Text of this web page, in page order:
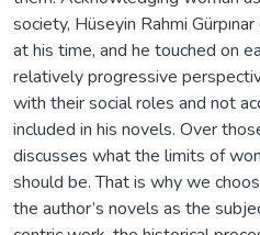
society, Hüseyin Rahmi
at his time, and he touched on
relatively progressive
with their social roles and not
included in his novels. Over
discusses what the limits of
should be. That is why we
the author’s novels as the